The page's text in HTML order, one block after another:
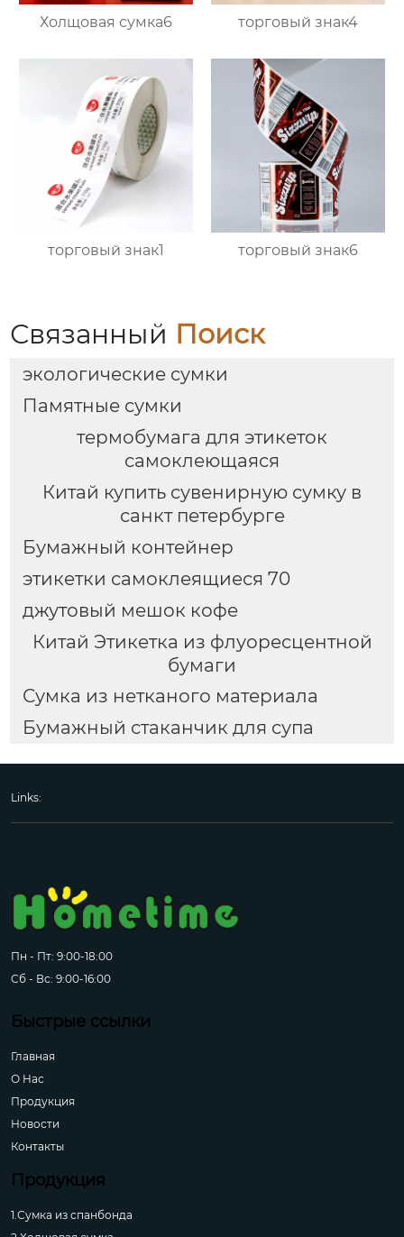
Холщовая сумка6 торговый знак4
торговый знак1 торговый знак6
Связанный Поиск
экологические сумки
Памятные сумки
термобумага для этикеток
самоклеющаяся
Китай купить сувенирную сумку в
санкт петербурге
Бумажный контейнер
этикетки самоклеящиеся 70
джутовый мешок кофе
Китай Этикетка из флуоресцентной
бумаги
Сумка из нетканого материала
Бумажный стаканчик для супа
Links:
Пн - Пт: 9:00-18:00
Сб - Вс: 9:00-16:00
Быстрые ссылки
Главная
О Hас
Продукция
Новости
Контакты
Продукция
1.Сумка из спанбонда